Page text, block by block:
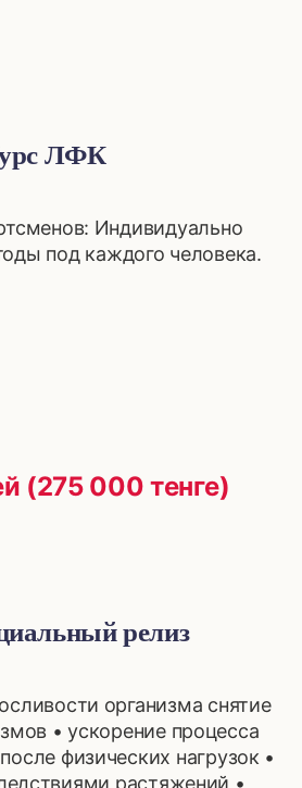
ЛФК
Индивидуально
под каждого человека.
(275 000 тенге)
релиз
организма снятие
• ускорение процесса
физических нагрузок •
растяжений •